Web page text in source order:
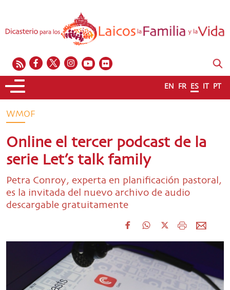
EN FR ES IT PT
WMOF
Online el tercer podcast de la
serie Let’s talk family
Petra Conroy, experta en planificación pastoral,
es la invitada del nuevo archivo de audio
descargable gratuitamente